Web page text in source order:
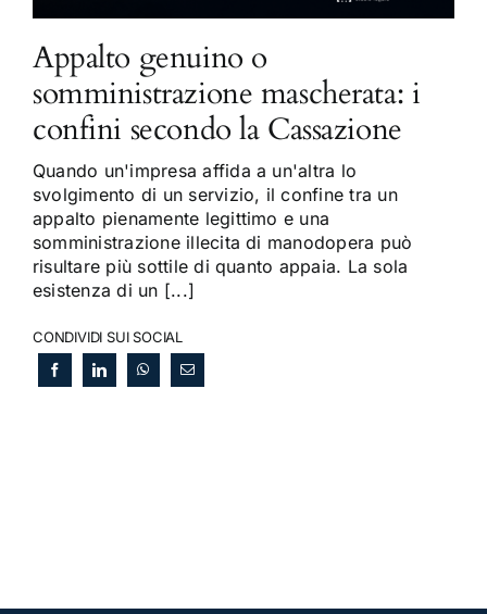
Appalto genuino o
somministrazione mascherata: i
confini secondo la Cassazione
Quando un'impresa affida a un'altra lo
svolgimento di un servizio, il confine tra un
appalto pienamente legittimo e una
somministrazione illecita di manodopera può
risultare più sottile di quanto appaia. La sola
esistenza di un [...]
CONDIVIDI SUI SOCIAL